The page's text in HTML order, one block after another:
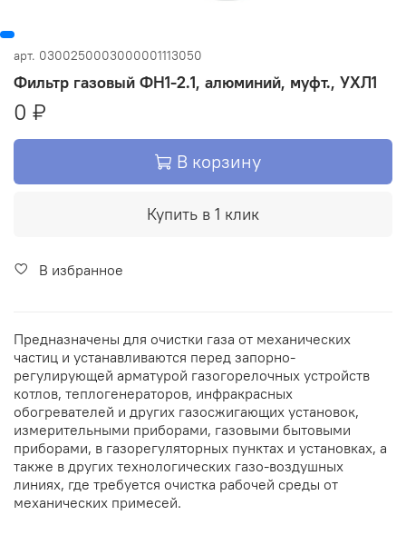
арт. 0300250003000001113050
Фильтр газовый ФН1-2.1, алюминий, муфт., УХЛ1
0 ₽
В корзину
Купить в 1 клик
В избранное
Предназначены для очистки газа от механических
частиц и устанавливаются перед запорно-
регулирующей арматурой газогорелочных устройств
котлов, теплогенераторов, инфракрасных
обогревателей и других газосжигающих установок,
измерительными приборами, газовыми бытовыми
приборами, в газорегуляторных пунктах и установках, а
также в других технологических газо-воздушных
линиях, где требуется очистка рабочей среды от
механических примесей.